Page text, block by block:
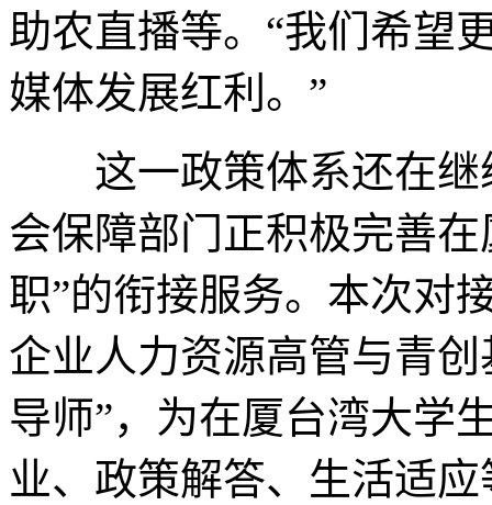
助农直播等。“我们希望
媒体发展红利。”
这一政策体系还在继
会保障部门正积极完善
职”的衔接服务。本次对
企业人力资源高管与青
导师”，为在厦台湾大学
业、政策解答、生活适